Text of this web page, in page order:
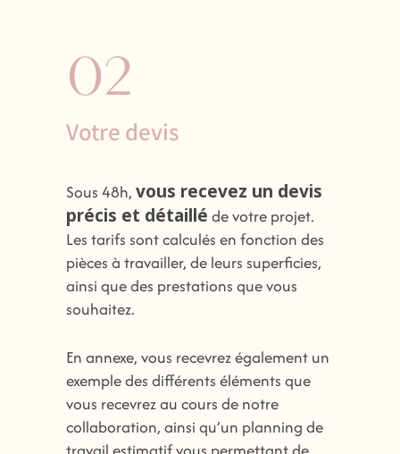
02
Votre devis
Sous 48h, vous recevez un devis
précis et détaillé de votre projet.
Les tarifs sont calculés en fonction des
pièces à travailler, de leurs superficies,
ainsi que des prestations que vous
souhaitez.
En annexe, vous recevrez également un
exemple des différents éléments que
vous recevrez au cours de notre
collaboration, ainsi qu’un planning de